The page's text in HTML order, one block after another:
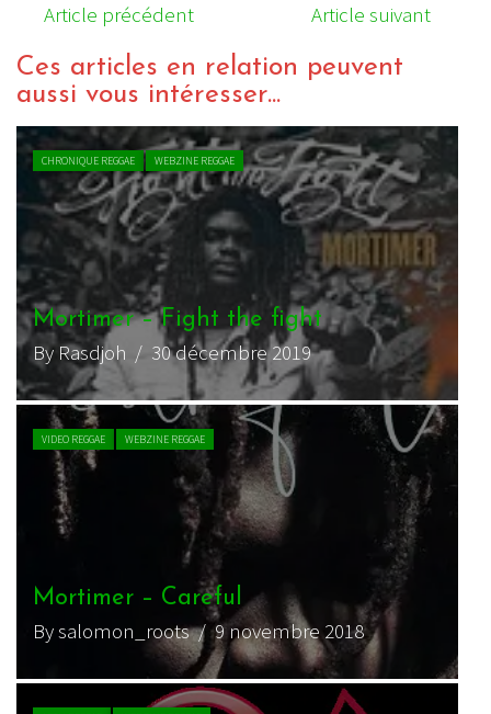
Article précédent Article suivant
Ces articles en relation peuvent
aussi vous intéresser...
CHRONIQUE REGGAE WEBZINE REGGAE
Mortimer – Fight the fight
By Rasdjoh / 30 décembre 2019
VIDEO REGGAE WEBZINE REGGAE
Mortimer – Careful
By salomon_roots/ 9 novembre 2018